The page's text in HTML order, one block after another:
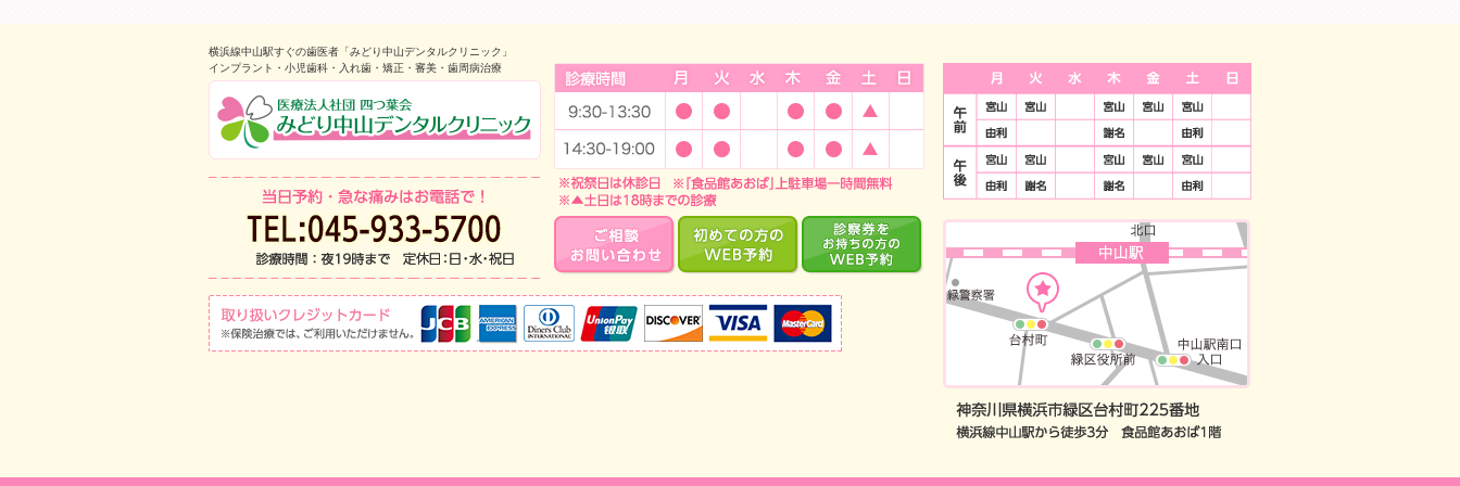
横浜線中山駅すぐの歯医者「みどり中山デンタルクリニック」
インプラント・小児歯科・入れ歯・矯正・審美・歯周病治療
中山のインプラント・小児歯科 みどり中山デンタルクリニック
当日予約・急な痛みはお電話で！TEL:045-933-5700 診療時間：夜19時まで 定休日：祝祭日
診療時間9：30-13：30 14:30-19:00 祝祭日は休診日 土日は18時までの休診
ご相談・お問い合わせはじめての方のWEB予約診察券をお持ちの方のWEB予約
取り扱いクレジットカード※保険治療では、ご利用いただけません。JCB/